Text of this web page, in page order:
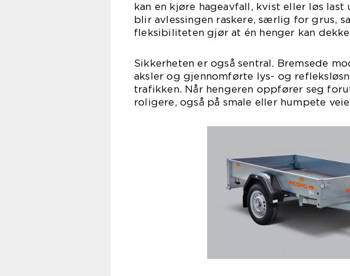
kan en kjøre hageavfall, kvist eller løs
blir avlessingen raskere, særlig for grus,
fleksibiliteten gjør at én henger kan
Sikkerheten er også sentral. Bremsede
aksler og gjennomførte lys- og
trafikken. Når hengeren oppfører seg
roligere, også på smale eller humpete